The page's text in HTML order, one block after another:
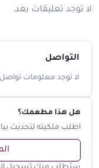
لا توجد تعليقات بعد.
التواصل
لا توجد معلومات
هل هذا مطعمك؟
اطلب ملكيته لتحديث